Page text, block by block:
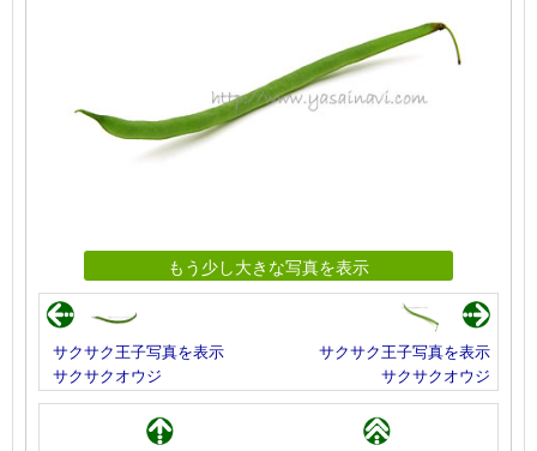
もう少し大きな写真を表示
サクサク王子写真を表示
サクサクオウジ
サクサク王子写真を表示
サクサクオウジ